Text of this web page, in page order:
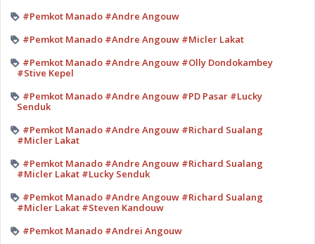
#Pemkot Manado #Andre Angouw
#Pemkot Manado #Andre Angouw #Micler Lakat
#Pemkot Manado #Andre Angouw #Olly Dondokambey
#Stive Kepel
#Pemkot Manado #Andre Angouw #PD Pasar #Lucky
Senduk
#Pemkot Manado #Andre Angouw #Richard Sualang
#Micler Lakat
#Pemkot Manado #Andre Angouw #Richard Sualang
#Micler Lakat #Lucky Senduk
#Pemkot Manado #Andre Angouw #Richard Sualang
#Micler Lakat #Steven Kandouw
#Pemkot Manado #Andrei Angouw